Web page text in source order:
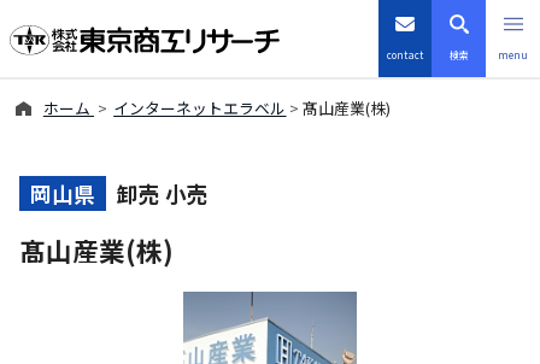
contact 検索 menu
TSRデータインサイト
優良企業サイト
ホーム インターネットエラベル 髙山産業(株)
岡山県 卸売 小売
髙山産業(株)